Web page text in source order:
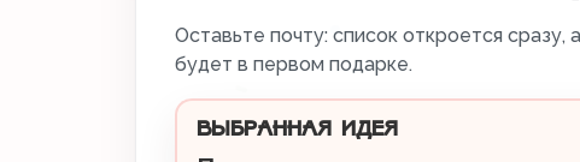
Оставьте почту: список откроется сразу,
будет в первом подарке.
ВЫБРАННАЯ ИДЕЯ